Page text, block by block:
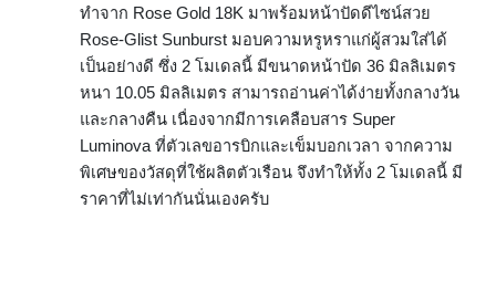
ทำจาก Rose Gold 18K มาพร้อมหน้าปัดดีไซน์สวย
Rose-Glist Sunburst มอบความหรูหราแก่ผู้สวมใส่ได้
เป็นอย่างดี ซึ่ง 2 โมเดลนี้ มีขนาดหน้าปัด 36 มิลลิเมตร
หนา 10.05 มิลลิเมตร สามารถอ่านค่าได้ง่ายทั้งกลางวัน
และกลางคืน เนื่องจากมีการเคลือบสาร Super
Luminova ที่ตัวเลขอารบิกและเข็มบอกเวลา จากความ
พิเศษของวัสดุที่ใช้ผลิตตัวเรือน จึงทำให้ทั้ง 2 โมเดลนี้ มี
ราคาที่ไม่เท่ากันนั่นเองครับ